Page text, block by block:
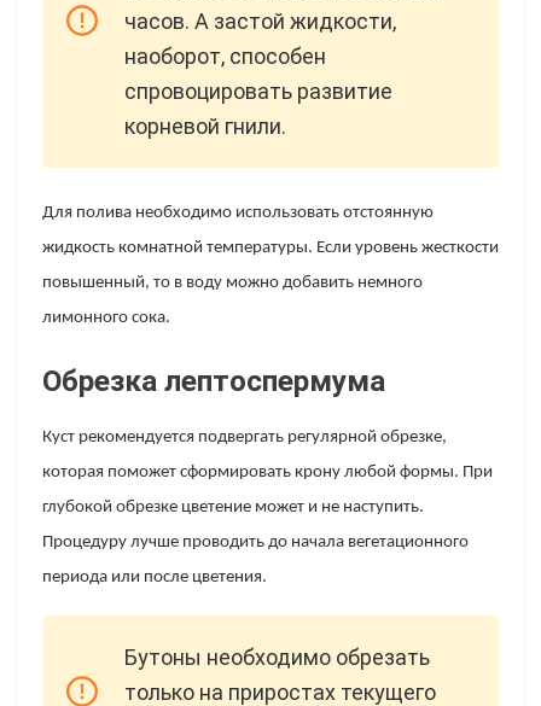
часов. А застой жидкости,
наоборот, способен
спровоцировать развитие
корневой гнили.
Для полива необходимо использовать отстоянную
жидкость комнатной температуры. Если уровень жесткости
повышенный, то в воду можно добавить немного
лимонного сока.
Обрезка лептоспермума
Куст рекомендуется подвергать регулярной обрезке,
которая поможет сформировать крону любой формы. При
глубокой обрезке цветение может и не наступить.
Процедуру лучше проводить до начала вегетационного
периода или после цветения.
Бутоны необходимо обрезать
только на приростах текущего